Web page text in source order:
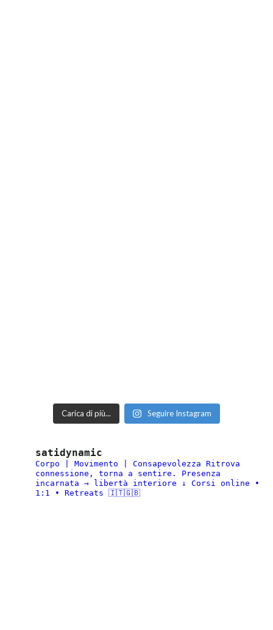
Carica di più... Seguire Instagram
satidynamic
Corpo | Movimento | Consapevolezza Ritrova
connessione, torna a sentire.
Presenza
incarnata → libertà interiore ↓ Corsi online •
1:1 • Retreats 🇮🇹🇬🇧